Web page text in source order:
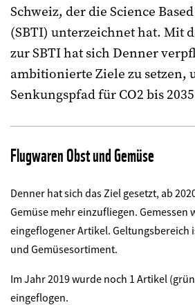
Schweiz, der die Science
(SBTI) unterzeichnet hat. Mit
zur SBTI hat sich Denner
ambitionierte Ziele zu setzen,
Senkungspfad für CO2 bis
Flugwaren Obst und Gemüse
Denner hat sich das Ziel gesetzt, ab
Gemüse mehr einzufliegen. Gemessen
eingeflogener Artikel. Geltungsbereich
und Gemüsesortiment.
Im Jahr 2019 wurde noch 1 Artikel
eingeflogen.